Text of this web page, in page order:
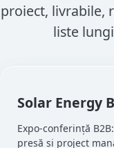
proiect, livrabile,
liste
Solar Energy
Expo-conferință
presă și project